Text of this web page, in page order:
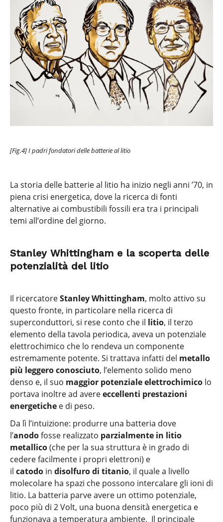
[Fig.4] I padri fondatori delle batterie al litio
La storia delle batterie al litio ha inizio negli anni ’70, in
piena crisi energetica, dove la ricerca di fonti
alternative ai combustibili fossili era tra i principali
temi all’ordine del giorno.
Stanley Whittingham e la scoperta delle
potenzialità del litio
Il ricercatoreStanley Whittingham, molto attivo su
questo fronte, in particolare nella ricerca di
superconduttori, si rese conto che il litio, il terzo
elemento della tavola periodica, aveva un potenziale
elettrochimico che lo rendeva un componente
estremamente potente. Si trattava infatti del metallo
più leggero conosciuto, l’elemento solido meno
denso e, il suo maggior potenziale elettrochimico lo
portava inoltre ad avereeccellenti prestazioni
energetiche e di peso.
Da lì l’intuizione: produrre una batteria dove
l’anodofosse realizzato parzialmente in litio
metallico(che per la sua struttura è in grado di
cedere facilmente i propri elettroni) e
il catodo in disolfuro di titanio, il quale a livello
molecolare ha spazi che possono intercalare gli ioni di
litio. La batteria parve avere un ottimo potenziale,
poco più di 2 Volt, una buona densità energetica e
funzionava a temperatura ambiente. Il principale